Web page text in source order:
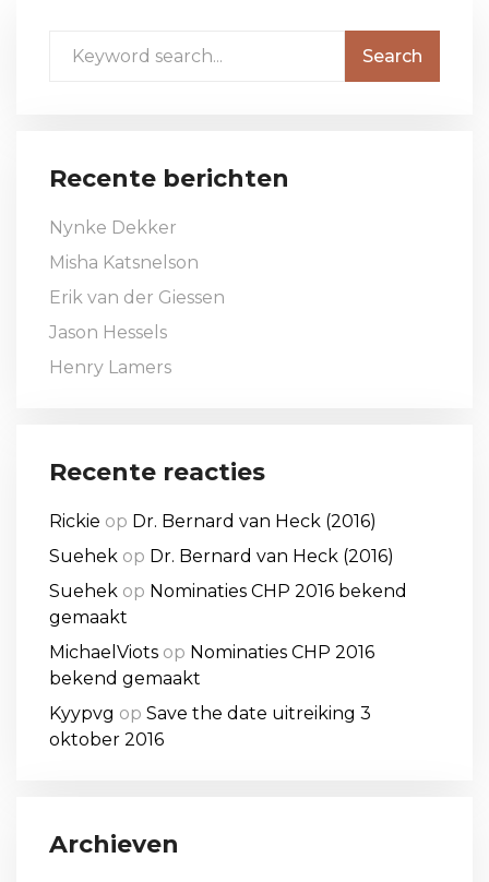
Recente berichten
Nynke Dekker
Misha Katsnelson
Erik van der Giessen
Jason Hessels
Henry Lamers
Recente reacties
Rickie op Dr. Bernard van Heck (2016)
Suehek op Dr. Bernard van Heck (2016)
Suehek op Nominaties CHP 2016 bekend
gemaakt
MichaelViots op Nominaties CHP 2016
bekend gemaakt
Kyypvg op Save the date uitreiking 3
oktober 2016
Archieven